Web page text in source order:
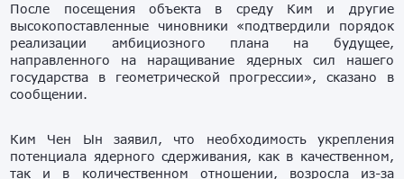
После посещения объекта в среду Ким и другие
высокопоставленные чиновники «подтвердили порядок
реализации амбициозного плана на будущее,
направленного на наращивание ядерных сил нашего
государства в геометрической прогрессии», сказано в
сообщении.
Ким Чен Ын заявил, что необходимость укрепления
потенциала ядерного сдерживания, как в качественном,
так и в количественном отношении, возросла из-за